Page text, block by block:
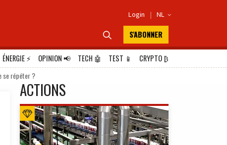
Login | NL 
 S'ABONNER
ÉNERGIE⚡ OPINION📢 TECH 🤖 TEST 📱 CRYPTO₿
se répéter ?
ACTIONS